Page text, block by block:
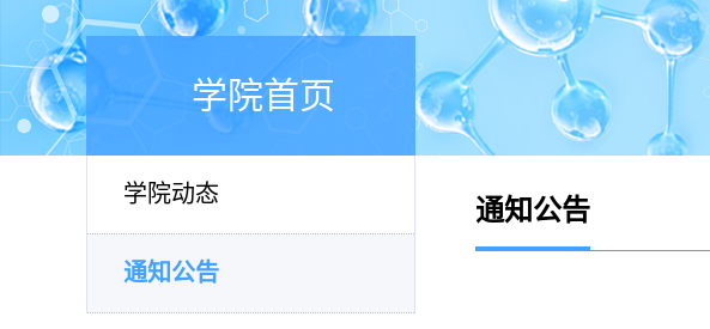
学院首页
学院动态
通知公告
通知公告